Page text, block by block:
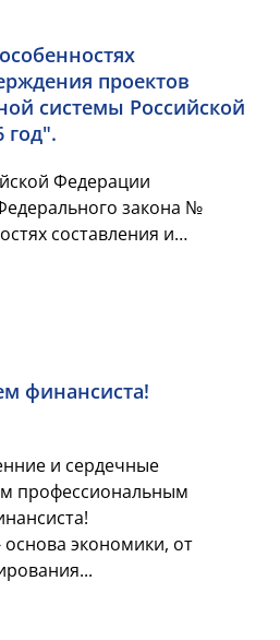
проектов
системы Российской
год".
Федерации
закона №
составления и
на 2016
финансиста!
и сердечные
профессиональным
экономики, от